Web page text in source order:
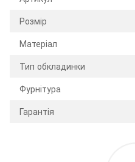
Розмір
Матеріал
Тип обкладинки
Фурнітура
Гарантія